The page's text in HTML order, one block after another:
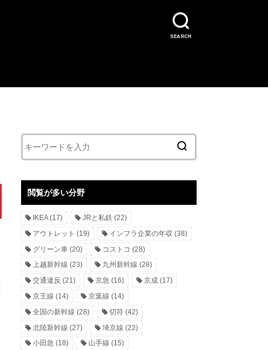
SEARCH
閲覧が多い分野
IKEA(17) JRと私鉄 (22)
アウトレット (19) インフラ企業の年収 (38)
グリーン車 (20) コストコ (28)
上越新幹線 (23) 九州新幹線 (28)
交通違反 (21) 京急 (16) 京成(17)
京王線 (14) 京葉線 (14)
全国の新幹線 (28) 切符(42)
北陸新幹線 (27) 埼京線 (22)
小田急 (18) 山手線 (15)